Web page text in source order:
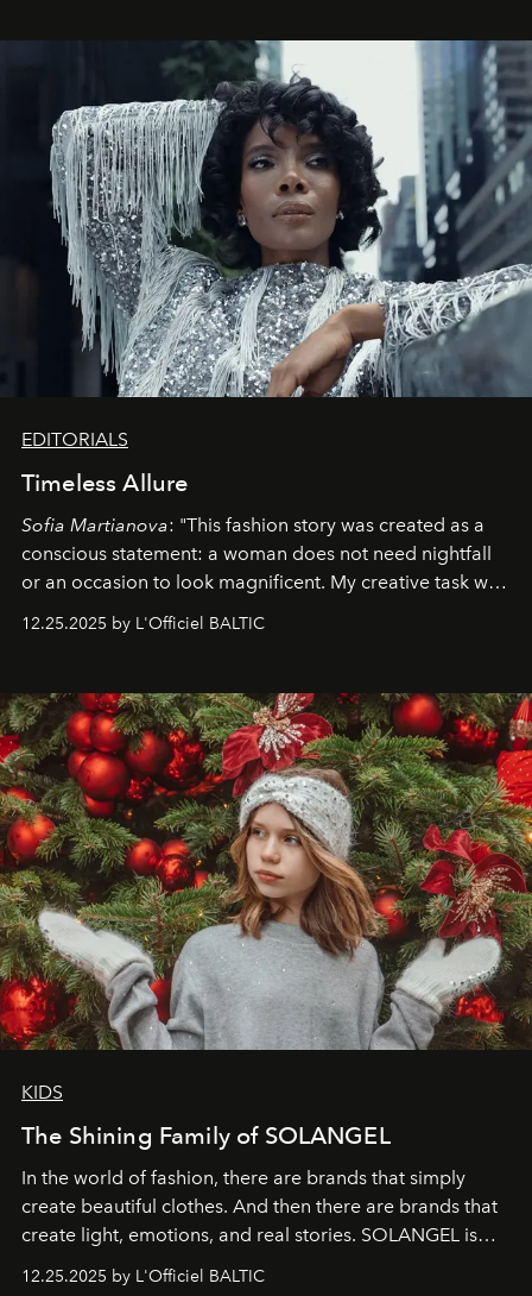
EDITORIALS
Timeless Allure
Sofia Martianova: "This fashion story was created as a
conscious statement: a woman does not need nightfall
or an occasion to look magnificent. My creative task was
to capture Timeless Allure
that lives freely, confidently, and without permission. I
elegance is not hidden by darkness but revealed
through clarity, movement, and presence."
12.25.2025 by L'Officiel BALTIC
KIDS
The Shining Family of SOLANGEL
In the world of fashion, there are brands that simply
create beautiful clothes. And then there are brands that
create light, emotions, and real stories. SOLANGEL is
one of them.
12.25.2025 by L'Officiel BALTIC